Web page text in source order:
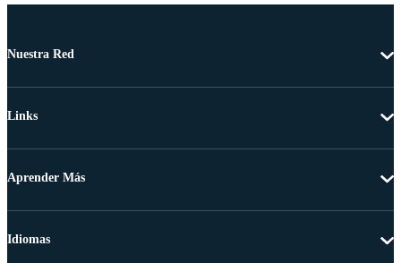
Nuestra Red
Links
Aprender Más
Idiomas